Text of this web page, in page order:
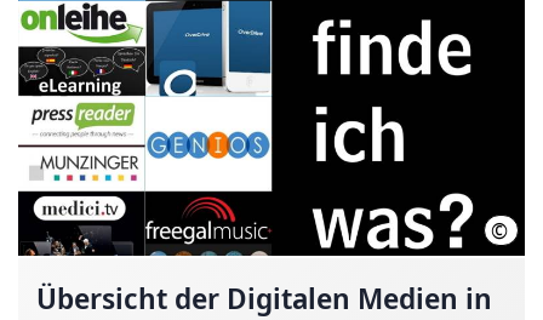
©
Übersicht der Digitalen Medien in